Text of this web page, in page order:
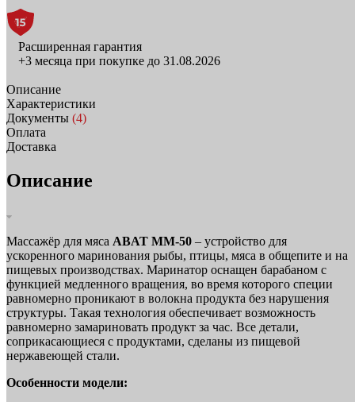
Расширенная гарантия
+3 месяца при покупке до 31.08.2026
Описание
Характеристики
Документы (4)
Оплата
Доставка
Описание
Массажёр для мяса ABAT ММ‑50 – устройство для
ускоренного маринования рыбы, птицы, мяса в общепите и на
пищевых производствах. Маринатор оснащен барабаном с
функцией медленного вращения, во время которого специи
равномерно проникают в волокна продукта без нарушения
структуры. Такая технология обеспечивает возможность
равномерно замариновать продукт за час. Все детали,
соприкасающиеся с продуктами, сделаны из пищевой
нержавеющей стали.
Особенности модели: